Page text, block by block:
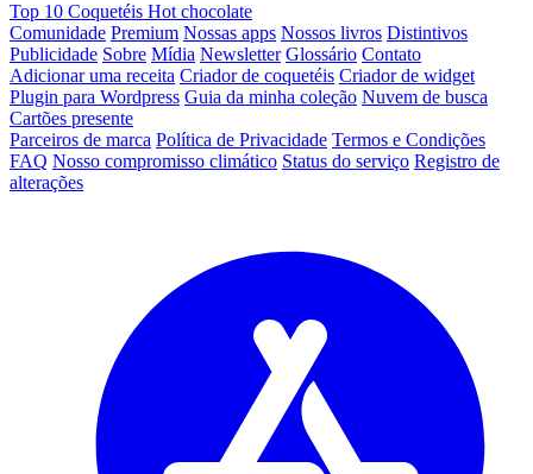
Top 10 Coquetéis Hot chocolate
Comunidade Premium Nossas apps Nossos livros Distintivos
Publicidade Sobre Mídia Newsletter Glossário Contato
Adicionar uma receita Criador de coquetéis Criador de widget
Plugin para Wordpress Guia da minha coleção Nuvem de busca
Cartões presente
Parceiros de marca Política de Privacidade Termos e Condições
FAQ Nosso compromisso climático Status do serviço Registro de
alterações